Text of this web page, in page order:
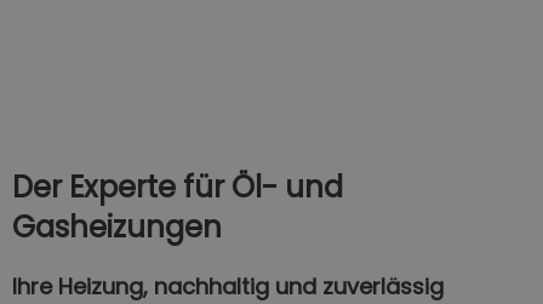
Der Experte für Öl- und
Gasheizungen
Ihre Heizung, nachhaltig und zuverlässig